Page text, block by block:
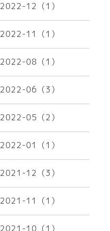
2022-12（1）
2022-11（1）
2022-08（1）
2022-06（3）
2022-05（2）
2022-01（1）
2021-12（3）
2021-11（1）
2021-10（1）